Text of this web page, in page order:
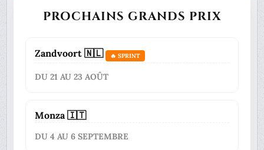
PROCHAINS GRANDS PRIX
Zandvoort 🇳🇱 🔥 SPRINT
DU 21 AU 23 AOÛT
Monza 🇮🇹
DU 4 AU 6 SEPTEMBRE